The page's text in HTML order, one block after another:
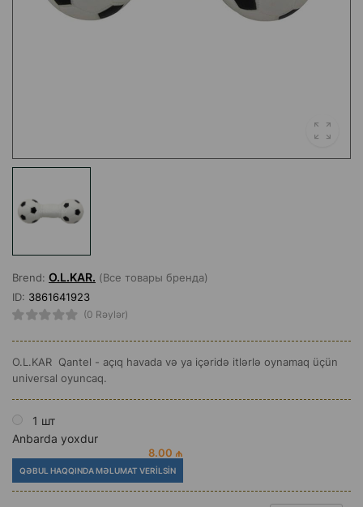
Brend: O.L.KAR. (Все товары бренда)
ID: 3861641923
(0 Rəylər)
O.L.KAR Qantel - açıq havada və ya içəridə itlərlə oynamaq üçün
universal oyuncaq.
1 шт
Anbarda yoxdur
8.00 ₼
QƏBUL HAQQINDA MƏLUMAT VERILSIN